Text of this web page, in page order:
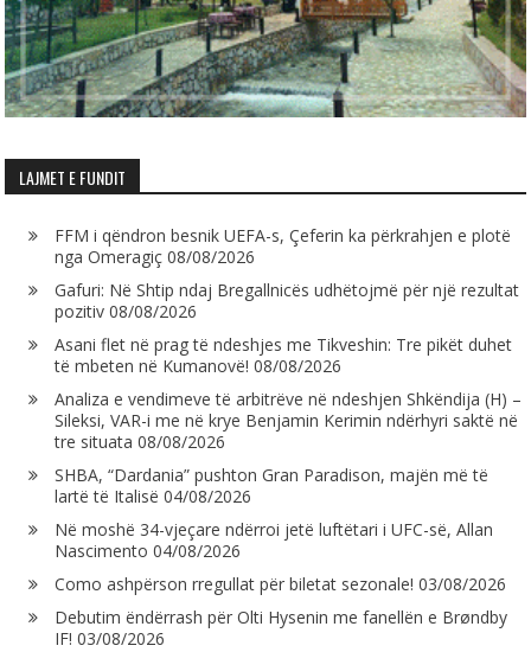
LAJMET E FUNDIT
FFM i qëndron besnik UEFA-s, Çeferin ka përkrahjen e plotë
nga Omeragiç 08/08/2026
Gafuri: Në Shtip ndaj Bregallnicës udhëtojmë për një rezultat
pozitiv 08/08/2026
Asani flet në prag të ndeshjes me Tikveshin: Tre pikët duhet
të mbeten në Kumanovë! 08/08/2026
Analiza e vendimeve të arbitrëve në ndeshjen Shkëndija (H) –
Sileksi, VAR-i me në krye Benjamin Kerimin ndërhyri saktë në
tre situata 08/08/2026
SHBA, “Dardania” pushton Gran Paradison, majën më të
lartë të Italisë 04/08/2026
Në moshë 34-vjeçare ndërroi jetë luftëtari i UFC-së, Allan
Nascimento 04/08/2026
Como ashpërson rregullat për biletat sezonale! 03/08/2026
Debutim ëndërrash për Olti Hysenin me fanellën e Brøndby
IF! 03/08/2026